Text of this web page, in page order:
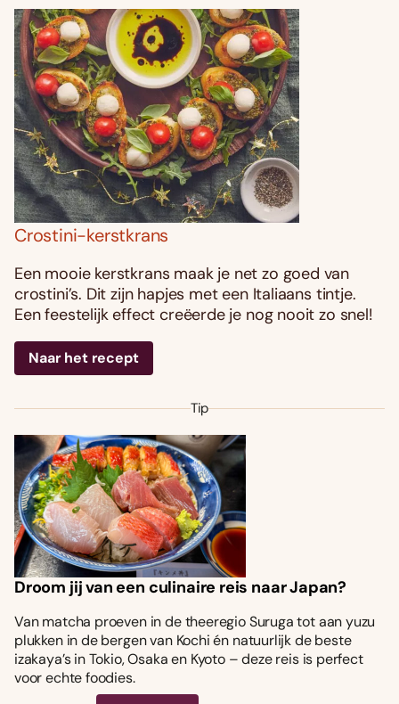
Crostini-kerstkrans
Een mooie kerstkrans maak je net zo goed van
crostini’s. Dit zijn hapjes met een Italiaans tintje.
Een feestelijk effect creëerde je nog nooit zo snel!
Naar het recept
Tip
Droom jij van een culinaire reis naar Japan?
Van matcha proeven in de theeregio Suruga tot aan yuzu
plukken in de bergen van Kochi én natuurlijk de beste
izakaya’s in Tokio, Osaka en Kyoto – deze reis is perfect
voor echte foodies.